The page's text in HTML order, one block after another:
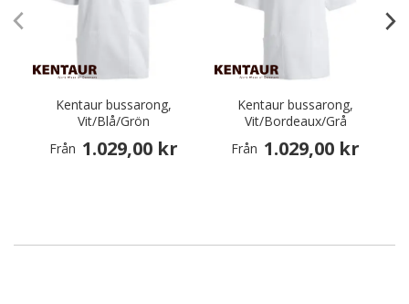
Kentaur bussarong,
Vit/Blå/Grön
Från 1.029,00 kr
Kentaur bussarong,
Vit/Bordeaux/Grå
Från 1.029,00 kr